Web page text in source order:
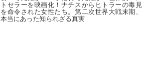
トセラーを映画化！ナチスからヒトラーの毒見
を命令された女性たち。第二次世界大戦末期、
本当にあった知られざる真実